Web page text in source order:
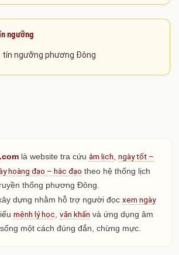
ngưỡng
tín ngưỡng phương Đông
là website tra cứu âm lịch, ngày tốt –
hoàng đạo – hắc đạo theo hệ thống lịch
thống phương Đông.
dựng nhằm hỗ trợ người đọc xem ngày
mệnh lý học, văn khấn và ứng dụng âm
một cách đúng đắn, chừng mực.